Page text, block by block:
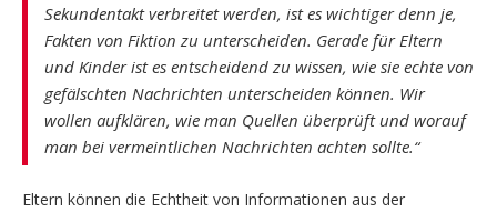
Sekundentakt verbreitet werden, ist es wichtiger denn je,
Fakten von Fiktion zu unterscheiden. Gerade für Eltern
und Kinder ist es entscheidend zu wissen, wie sie echte von
gefälschten Nachrichten unterscheiden können. Wir
wollen aufklären, wie man Quellen überprüft und worauf
man bei vermeintlichen Nachrichten achten sollte.“
Eltern können die Echtheit von Informationen aus der